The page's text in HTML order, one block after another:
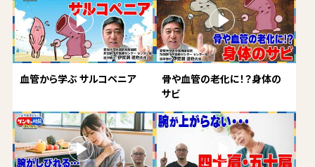
血管から学ぶ サルコペニア
骨や血管の老化に！？身体の
サビ